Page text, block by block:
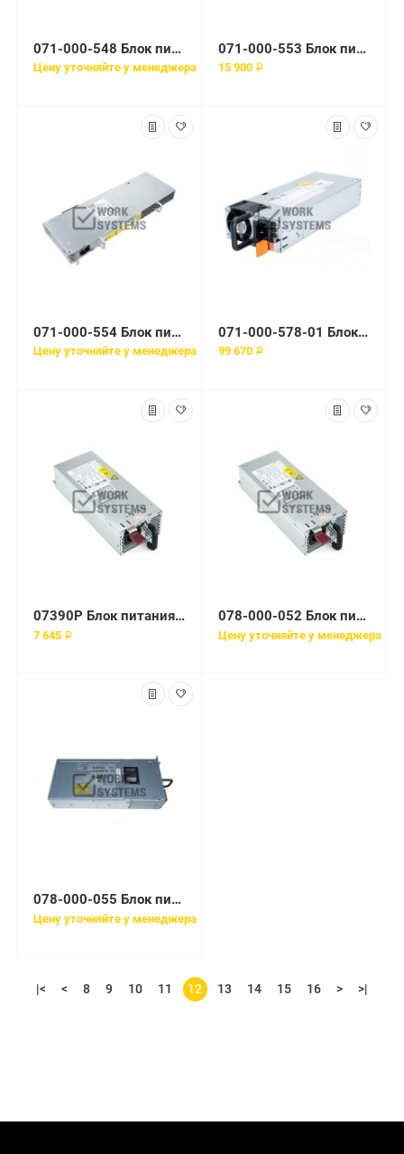
071-000-548 Блок питания EMC 400W PSU
Цену уточняйте у менеджера
071-000-553 Блок питания EMC 400W PSU for DAE
15 900 ₽
071-000-554 Блок питания EMC 400W PSU unit for VNX DAE 15
Цену уточняйте у менеджера
071-000-578-01 Блок питания EMC 1100W Power Supply
99 670 ₽
07390P Блок питания Dell PE Hot Swap 320W Power Supply
7 645 ₽
078-000-052 Блок питания EMC 350W Service Processor UPS EMC350R1U
Цену уточняйте у менеджера
078-000-055 Блок питания EMC 2200 Вт Standby Power Supply
Цену уточняйте у менеджера
|< < 8 9 10 11 12 13 14 15 16 > >|